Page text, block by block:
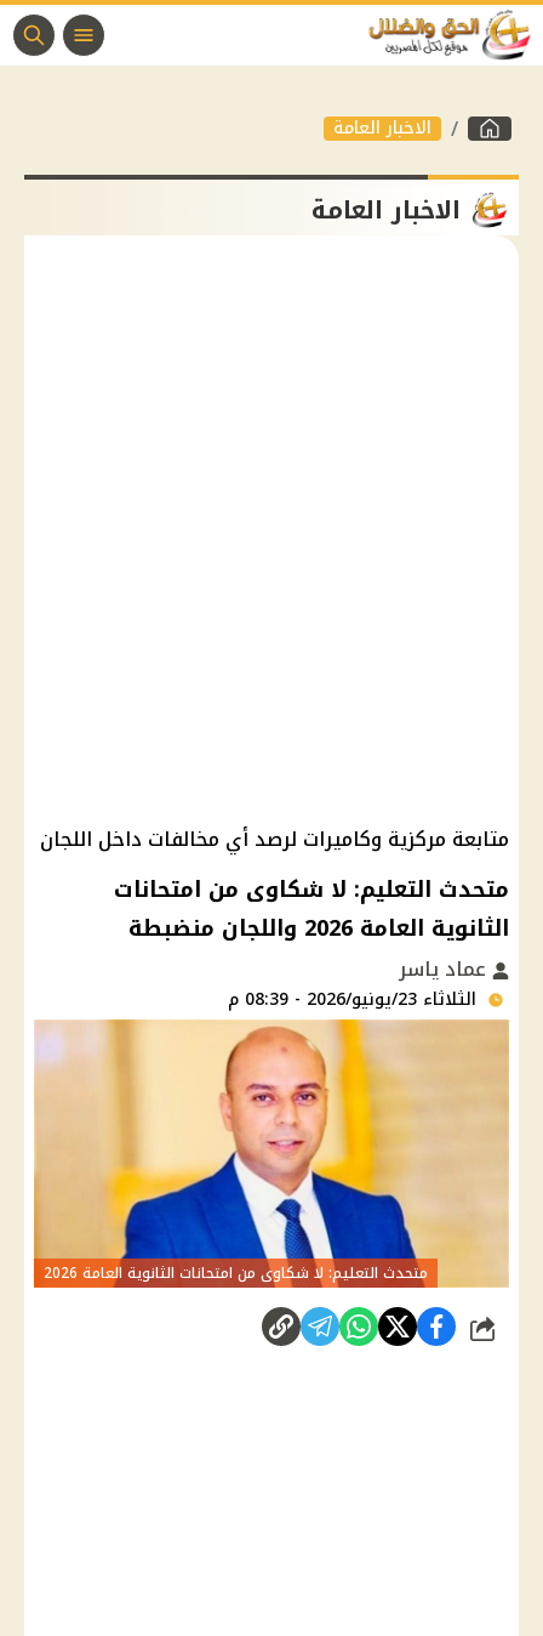
الاخبار العامة
الاخبار العامة
متابعة مركزية وكاميرات لرصد أي مخالفات داخل اللجان
متحدث التعليم: لا شكاوى من امتحانات
الثانوية العامة 2026 واللجان منضبطة
عماد ياسر
الثلاثاء 23/يونيو/2026 - 08:39 م
متحدث التعليم: لا شكاوى من امتحانات الثانوية العامة 2026
شارك